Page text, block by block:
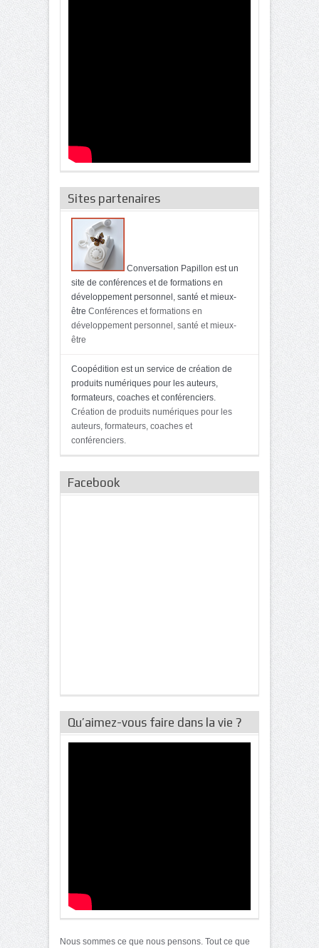
Sites partenaires
Conversation Papillon est un
site de conférences et de formations en
développement personnel, santé et mieux-
être Conférences et formations en
développement personnel, santé et mieux-
être
Coopédition est un service de création de
produits numériques pour les auteurs,
formateurs, coaches et conférenciers.
Création de produits numériques pour les
auteurs, formateurs, coaches et
conférenciers.
Facebook
Qu’aimez-vous faire dans la vie ?
Nous sommes ce que nous pensons. Tout ce que